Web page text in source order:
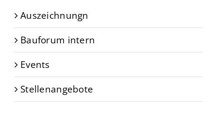
Auszeichnungn
Bauforum intern
Events
Stellenangebote